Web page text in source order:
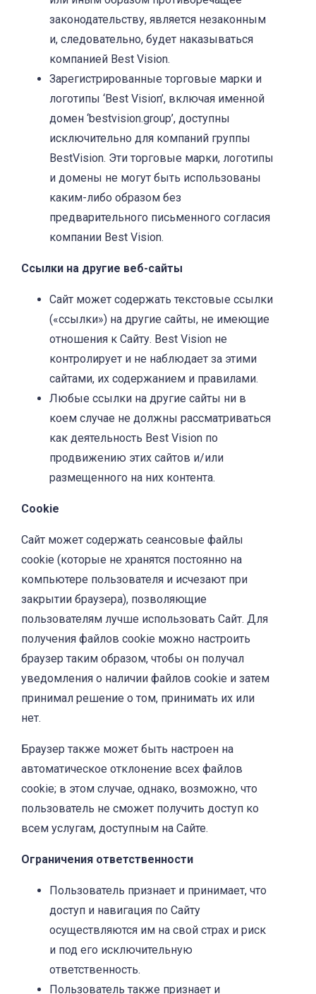
законодательству, является незаконным
и, следовательно, будет наказываться
компанией Best Vision.
Зарегистрированные торговые марки и
логотипы ‘Best Vision’, включая именной
домен ‘bestvision.group’, доступны
исключительно для компаний группы
BestVision. Эти торговые марки, логотипы
и домены не могут быть использованы
каким-либо образом без
предварительного письменного согласия
компании Best Vision.
Ссылки на другие веб-сайты
Сайт может содержать текстовые ссылки
(«ссылки») на другие сайты, не имеющие
отношения к Сайту. Best Vision не
контролирует и не наблюдает за этими
сайтами, их содержанием и правилами.
Любые ссылки на другие сайты ни в
коем случае не должны рассматриваться
как деятельность Best Vision по
продвижению этих сайтов и/или
размещенного на них контента.
Cookie
Сайт может содержать сеансовые файлы
cookie (которые не хранятся постоянно на
компьютере пользователя и исчезают при
закрытии браузера), позволяющие
пользователям лучше использовать Сайт. Для
получения файлов cookie можно настроить
браузер таким образом, чтобы он получал
уведомления о наличии файлов cookie и затем
принимал решение о том, принимать их или
нет.
Браузер также может быть настроен на
автоматическое отклонение всех файлов
cookie; в этом случае, однако, возможно, что
пользователь не сможет получить доступ ко
всем услугам, доступным на Сайте.
Ограничения ответственности
Пользователь признает и принимает, что
доступ и навигация по Сайту
осуществляются им на свой страх и риск
и под его исключительную
ответственность.
Пользователь также признает и